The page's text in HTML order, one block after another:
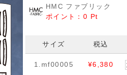
HMC ファブリック
ポイント： 0 Pt
サイズ 税込
1.mf00005 ¥6,380